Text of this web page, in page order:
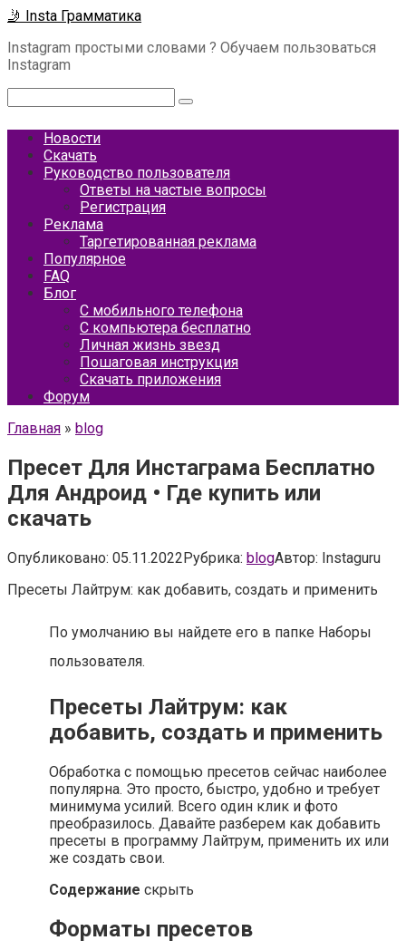
Перейти
контенту
🤳 Insta Грамматика
Instagram простыми словами ? Обучаем пользоваться
Instagram
Новости
Скачать
Руководство пользователя
Ответы на частые вопросы
Регистрация
Реклама
Таргетированная реклама
Популярное
FAQ
Блог
С мобильного телефона
С компьютера бесплатно
Личная жизнь звезд
Пошаговая инструкция
Скачать приложения
Форум
Главная » blog
Пресет Для Инстаграма Бесплатно
Для Андроид • Где купить или
скачать
Опубликовано: 05.11.2022Рубрика: blogАвтор: Instaguru
Пресеты Лайтрум: как добавить, создать и применить
По умолчанию вы найдете его в папке Наборы
пользователя.
Пресеты Лайтрум: как
добавить, создать и применить
Обработка с помощью пресетов сейчас наиболее
популярна. Это просто, быстро, удобно и требует
минимума усилий. Всего один клик и фото
преобразилось. Давайте разберем как добавить
пресеты в программу Лайтрум, применить их или
же создать свои.
Содержание скрыть
Форматы пресетов